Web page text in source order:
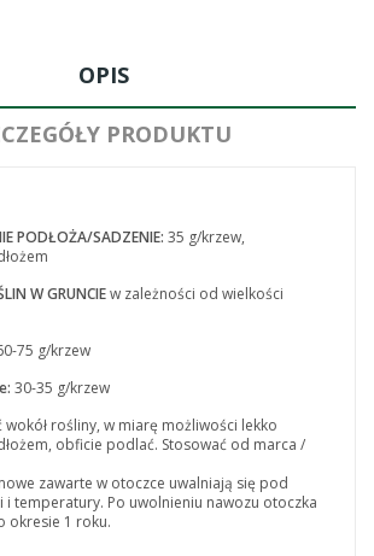
OPIS
PRODUKTU
PODŁOŻA/SADZENIE: 35 g/krzew,
W GRUNCIEw zależności od wielkości
75 g/krzew
30-35 g/krzew
rośliny, w miarę możliwości lekko
obficie podlać. Stosować od marca /
zawarte w otoczce uwalniają się pod
i temperatury. Po uwolnieniu nawozu otoczka
okresie 1 roku.